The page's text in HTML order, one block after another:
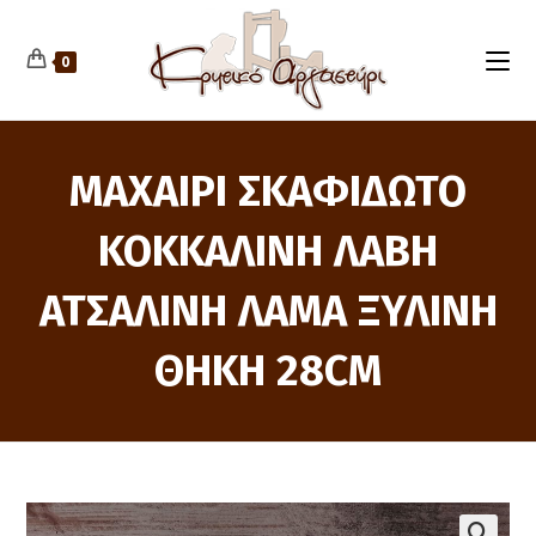
content 0
ΜΑΧΑΙΡΙ ΣΚΑΦΙΔΩΤΟ
ΚΟΚΚΑΛΙΝΗ ΛΑΒΗ
ΑΤΣΑΛΙΝΗ ΛΑΜΑ ΞΥΛΙΝΗ
ΘΗΚΗ 28CM